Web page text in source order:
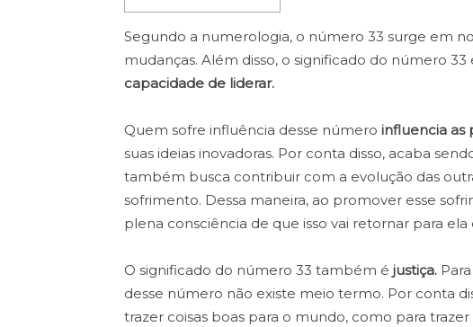
Segundo a numerologia, o número 33 surge em
mudanças. Além disso, o significado do número
capacidade de liderar.
Quem sofre influência desse número influencia as
suas ideias inovadoras. Por conta disso, acaba
também busca contribuir com a evolução das
sofrimento. Dessa maneira, ao promover esse
plena consciência de que isso vai retornar para
O significado do número 33 também é justiça.
desse número não existe meio termo. Por conta
trazer coisas boas para o mundo, como para trazer